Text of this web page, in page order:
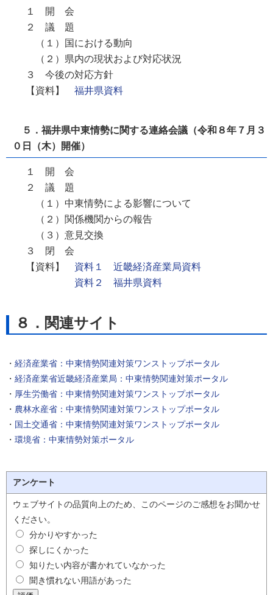
１ 開 会
２ 議 題
（１）国における動向
（２）県内の現状および対応状況
３ 今後の対応方針
【資料】 福井県資料
５．福井県中東情勢に関する連絡会議（令和８年７月３
０日（木）開催）
１ 開 会
２ 議 題
（１）中東情勢による影響について
（２）関係機関からの報告
（３）意見交換
３ 閉 会
【資料】 資料１ 近畿経済産業局資料
資料２ 福井県資料
８．関連サイト
・ 経済産業省：中東情勢関連対策ワンストップポータル
・ 経済産業省近畿経済産業局：中東情勢関連対策ポータル
・ 厚生労働省：中東情勢関連対策ワンストップポータル
・ 農林水産省：中東情勢関連対策ワンストップポータル
・ 国土交通省：中東情勢関連対策ワンストップポータル
・ 環境省：中東情勢対策ポータル
アンケート
ウェブサイトの品質向上のため、このページのご感想をお聞かせ
ください。
分かりやすかった
探しにくかった
知りたい内容が書かれていなかった
聞き慣れない用語があった